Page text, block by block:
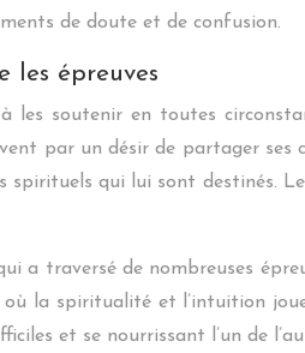
de doute et de confusion.
les épreuves
soutenir en toutes
par un désir de partager ses
spirituels qui lui sont destinés.
a traversé de nombreuses
la spiritualité et l’intuition
et se nourrissant l’un de